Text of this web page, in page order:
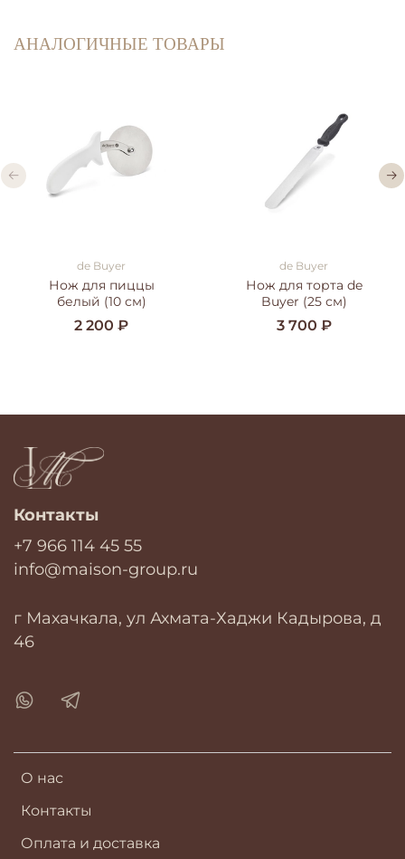
АНАЛОГИЧНЫЕ ТОВАРЫ
de Buyer
Нож для пиццы
белый (10 см)
2 200 ₽
de Buyer
Нож для торта de
Buyer (25 см)
3 700 ₽
О нас
Контакты
Оплата и доставка
Контакты
+7 966 114 45 55
info@maison-group.ru
г Махачкала, ул Ахмата-Хаджи Кадырова, д
46